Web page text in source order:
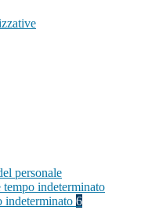
personale
tempo indeterminato
indeterminato 6